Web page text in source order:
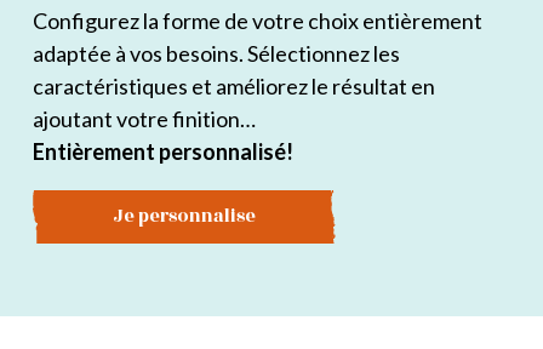
Configurez la forme de votre choix entièrement
adaptée à vos besoins. Sélectionnez les
caractéristiques et améliorez le résultat en
ajoutant votre finition…
Entièrement personnalisé!
Je personnalise